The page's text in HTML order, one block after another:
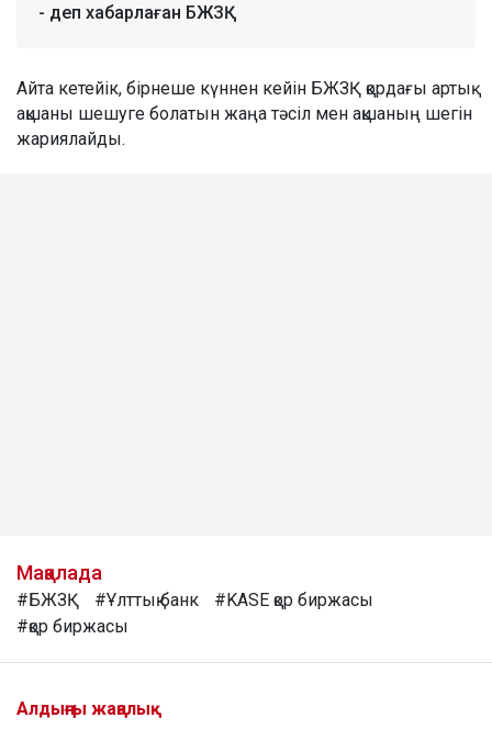
- деп хабарлаған БЖЗҚ.
Айта кетейік, бірнеше күннен кейін БЖЗҚ қордағы артық
ақшаны шешуге болатын жаңа тәсіл мен ақшаның шегін
жариялайды.
Мақалада
#БЖЗҚ #Ұлттық банк
#KASE қор биржасы
#қор биржасы
Алдыңғы жаңалық